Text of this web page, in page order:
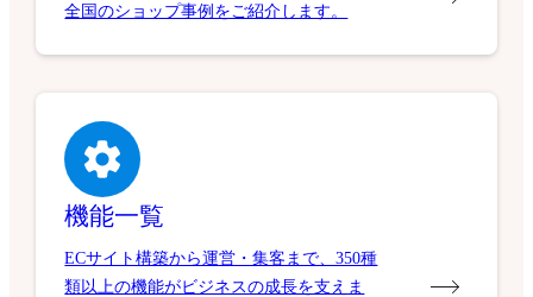
全国のショップ事例をご紹介します。
機能一覧
ECサイト構築から運営・集客まで、350種
類以上の機能がビジネスの成長を支えま